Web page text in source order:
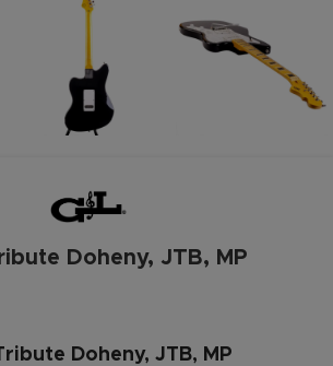
Doheny, JTB, MP
Doheny, JTB, MP